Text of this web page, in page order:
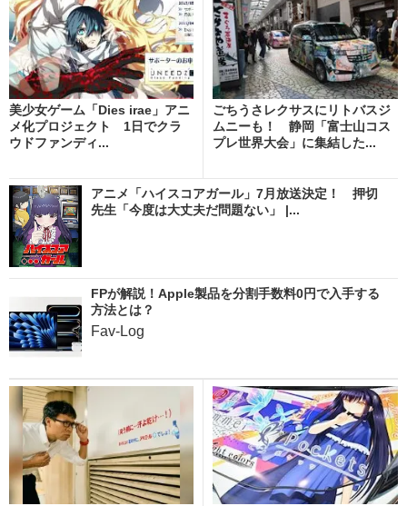
美少女ゲーム「Dies irae」アニ
メ化プロジェクト 1日でクラ
ウドファンディ...
ごちうさレクサスにリトバスジ
ムニーも！ 静岡「富士山コス
プレ世界大会」に集結した...
アニメ「ハイスコアガール」7月放送決定！ 押切
先生「今度は大丈夫だ問題ない」 |...
FPが解説！Apple製品を分割手数料0円で入手する
方法とは？
Fav-Log